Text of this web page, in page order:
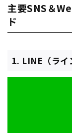
主要SNS＆
ド
1. LINE（ライ